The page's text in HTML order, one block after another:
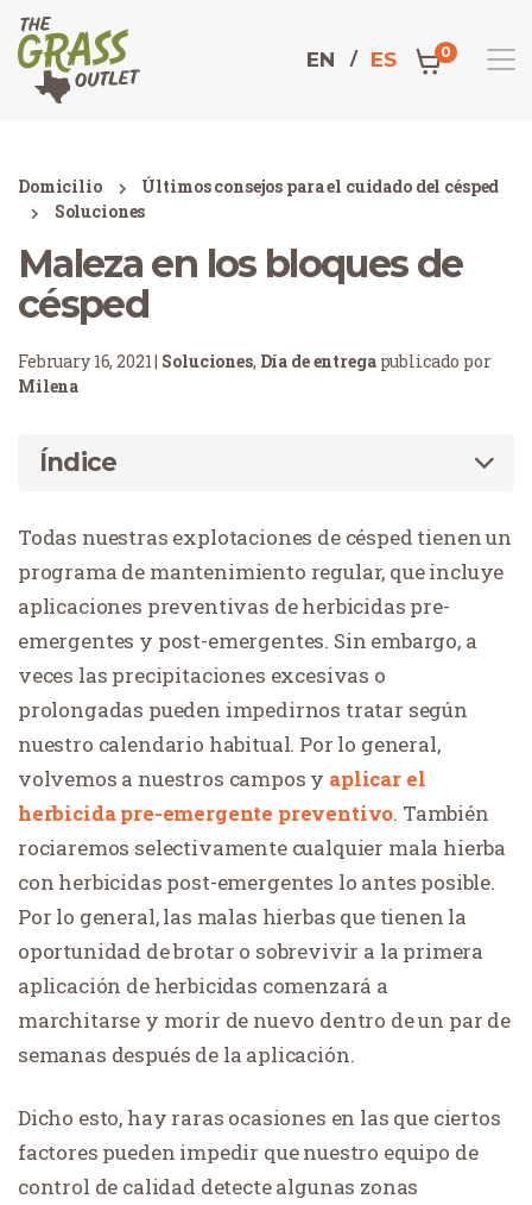
EN ES 0
Domicilio
Últimos consejos para el cuidado del césped
Soluciones
Maleza en los bloques de
césped
February 16, 2021 | Soluciones, Día de entrega publicado por
Milena
Índice
Todas nuestras explotaciones de césped tienen un
programa de mantenimiento regular, que incluye
aplicaciones preventivas de herbicidas pre-
emergentes y post-emergentes. Sin embargo, a
veces las precipitaciones excesivas o
prolongadas pueden impedirnos tratar según
nuestro calendario habitual. Por lo general,
volvemos a nuestros campos y aplicar el
herbicida pre-emergente preventivo. También
rociaremos selectivamente cualquier mala hierba
con herbicidas post-emergentes lo antes posible.
Por lo general, las malas hierbas que tienen la
oportunidad de brotar o sobrevivir a la primera
aplicación de herbicidas comenzará a
marchitarse y morir de nuevo dentro de un par de
semanas después de la aplicación.
Dicho esto, hay raras ocasiones en las que ciertos
factores pueden impedir que nuestro equipo de
control de calidad detecte algunas zonas